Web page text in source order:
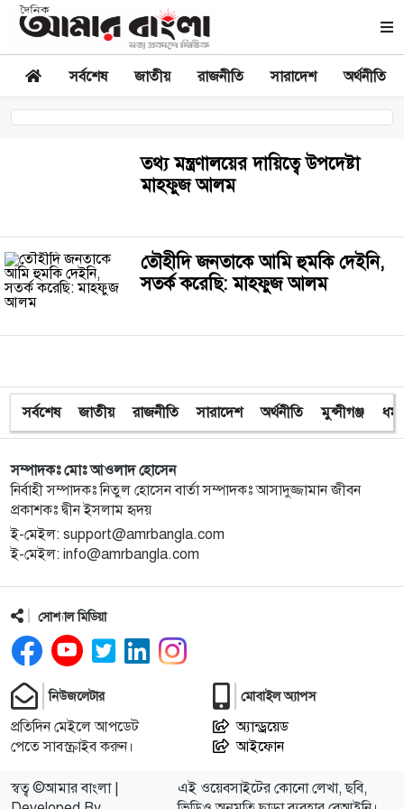
সর্বশেষ জাতীয় রাজনীতি সারাদেশ অর্থনীতি
তথ্য মন্ত্রণালয়ের দায়িত্বে উপদেষ্টা
মাহফুজ আলম
তৌহীদি জনতাকে আমি হুমকি দেইনি,
সতর্ক করেছি: মাহফুজ আলম
সর্বশেষ জাতীয় রাজনীতি সারাদেশ অর্থনীতি মুন্সীগঞ্জ ধর্ম
সম্পাদকঃ মোঃ আওলাদ হোসেন
নির্বাহী সম্পাদকঃ নিতুল হোসেন বার্তা সম্পাদকঃ আসাদুজ্জামান জীবন
প্রকাশকঃ দ্বীন ইসলাম হৃদয়
ই-মেইল: support@amrbangla.com
ই-মেইল: info@amrbangla.com
সোশ্যাল মিডিয়া
নিউজলেটার
প্রতিদিন মেইলে আপডেট
পেতে সাবস্ক্রাইব করুন।
মোবাইল অ্যাপস
অ্যান্ড্রয়েড
আইফোন
স্বত্ব ©আমার বাংলা |
এই ওয়েবসাইটের কোনো লেখা, ছবি,